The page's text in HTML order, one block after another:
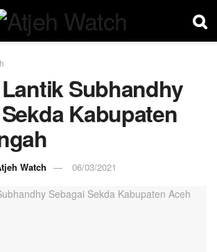
Subhandhy
Kabupaten
Watch 06/03/2021